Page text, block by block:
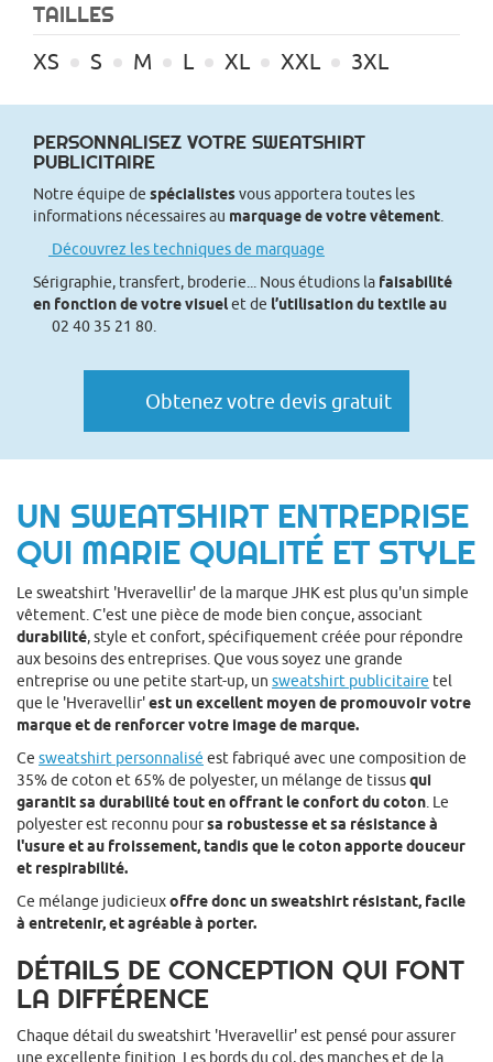
TAILLES
XS S M L XL XXL 3XL
PERSONNALISEZ VOTRE SWEATSHIRT
PUBLICITAIRE
Notre équipe de spécialistesvous apportera toutes les
informations nécessaires au marquage de votre vêtement
Découvrez les techniques de marquage
Sérigraphie, transfert, broderie... Nous étudions la faisabilité
en fonction de votre visuelet de l’utilisation du textile au
02 40 35 21 80.
Obtenez votre devis gratuit
UN SWEATSHIRT ENTREPRISE
QUI MARIE QUALITÉ ET STYLE
Le sweatshirt 'Hveravellir' de la marque JHK est plus qu'un simple
vêtement. C'est une pièce de mode bien conçue, associant
durabilité, style et confort, spécifiquement créée pour répondre
aux besoins des entreprises. Que vous soyez une grande
entreprise ou une petite start-up, un sweatshirt publicitaire tel
que le 'Hveravellir'est un excellent moyen de promouvoir votre
marque et de renforcer votre image de marque.
Ce sweatshirt personnalisé est fabriqué avec une composition de
35% de coton et 65% de polyester, un mélange de tissusqui
garantit sa durabilité tout en offrant le confort du coton . Le
polyester est reconnu poursa robustesse et sa résistance à
l'usure et au froissement, tandis que le coton apporte douceur
et respirabilité.
Ce mélange judicieuxoffre donc un sweatshirt résistant, facile
à entretenir, et agréable à porter.
DÉTAILS DE CONCEPTION QUI FONT
LA DIFFÉRENCE
Chaque détail du sweatshirt 'Hveravellir' est pensé pour assurer
une excellente finition. Les bords du col, des manches et de la